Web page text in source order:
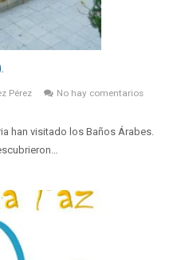
Pérez
No hay comentarios
han visitado los Baños Árabes.